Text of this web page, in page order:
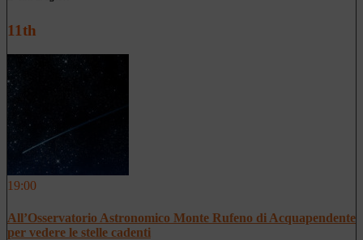
11th
19:00
All’Osservatorio Astronomico Monte Rufeno di Acquapendente
per vedere le stelle cadenti